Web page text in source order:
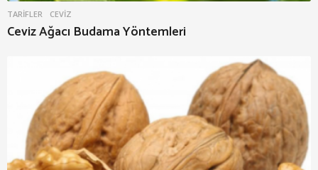
TARIFLER CEVIZ
Ceviz Ağacı Budama Yöntemleri